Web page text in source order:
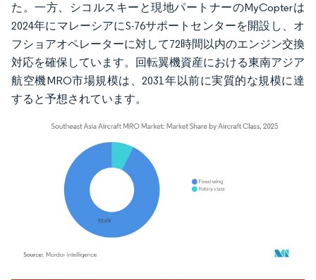
た。一方、シコルスキーと現地パートナーのMyCopterは
2024年にマレーシアにS-76サポートセンターを開設し、オ
フショアオペレーターに対して72時間以内のエンジン交換
対応を確保しています。回転翼機資産における東南アジア
航空機MRO市場規模は、2031年以前に実質的な規模に達
すると予想されています。